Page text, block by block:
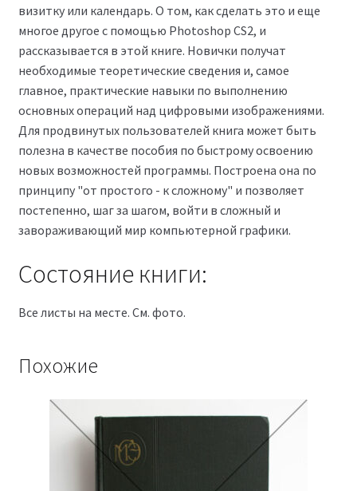
визитку или календарь. О том, как сделать это и еще
многое другое с помощью Photoshop CS2, и
рассказывается в этой книге. Новички получат
необходимые теоретические сведения и, самое
главное, практические навыки по выполнению
основных операций над цифровыми изображениями.
Для продвинутых пользователей книга может быть
полезна в качестве пособия по быстрому освоению
новых возможностей программы. Построена она по
принципу "от простого - к сложному" и позволяет
постепенно, шаг за шагом, войти в сложный и
завораживающий мир компьютерной графики.
Состояние книги:
Все листы на месте. См. фото.
Похожие